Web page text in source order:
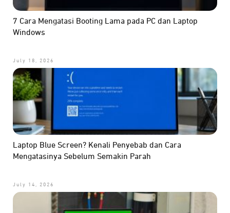
7 Cara Mengatasi Booting Lama pada PC dan Laptop
Windows
July 18, 2026
Laptop Blue Screen? Kenali Penyebab dan Cara
Mengatasinya Sebelum Semakin Parah
July 14, 2026